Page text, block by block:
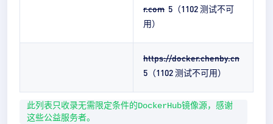
r.com 5（1102 测试不可
用）
https://docker.chenby.cn
5（1102 测试不可用）
此列表只收录无需限定条件的DockerHub镜像源，感谢
这些公益服务者。